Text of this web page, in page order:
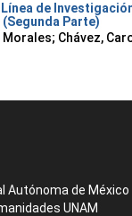
de
Parte)
Morales; Chávez,
Autónoma de México
UNAM